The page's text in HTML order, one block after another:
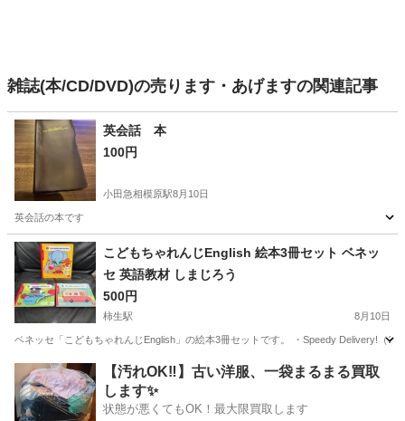
雑誌(本/CD/DVD)の売ります・あげますの関連記事
英会話 本
100円
小田急相模原駅8月10日
英会話の本です
神奈川 相模原市 小田急相模原駅 語学、辞書
こどもちゃれんじEnglish 絵本3冊セット ベネッ
セ 英語教材 しまじろう
500円
柿生駅 8月10日
ベネッセ「こどもちゃれんじEnglish」の絵本3冊セットです。 ・Speedy Delivery!（1
神奈川 川崎市 柿生駅 絵本 こどもちゃれんじ
【汚れOK‼️】古い洋服、一袋まるまる買取
します✨
状態が悪くてもOK！最大限買取します